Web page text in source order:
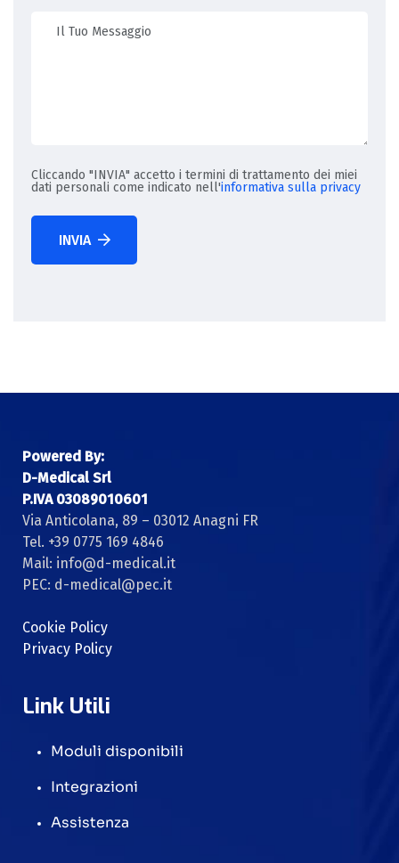
Cliccando "INVIA" accetto i termini di trattamento dei miei
dati personali come indicato nell'informativa sulla privacy
INVIA
Link Utili
Moduli disponibili
Integrazioni
Assistenza
Powered By:
D-Medical Srl
P.IVA 03089010601
Via Anticolana, 89 – 03012 Anagni FR
Tel. +39 0775 169 4846
Mail: info@d-medical.it
PEC: d-medical@pec.it
Cookie Policy
Privacy Policy